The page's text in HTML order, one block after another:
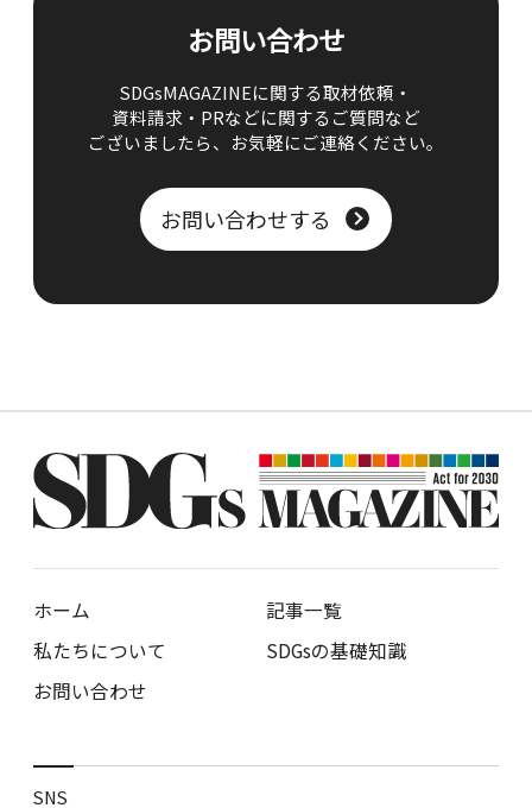
お問い合わせ
SDGsMAGAZINEに関する取材依頼・
資料請求・PRなどに関するご質問など
ございましたら、 お気軽にご連絡ください。
お問い合わせする
ホーム
記事一覧
私たちについて
SDGsの基礎知識
お問い合わせ
SNS